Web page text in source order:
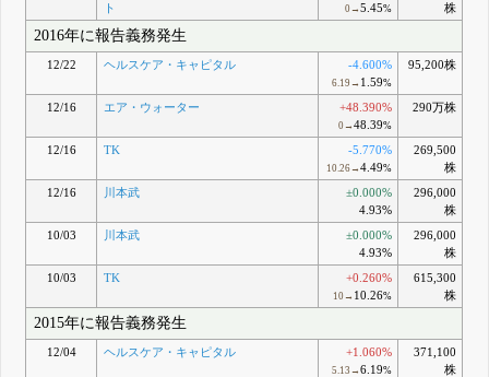
ト
0→ 5.45%
株
2016年に報告義務発生
12/22 ヘルスケア・キャピタル -4.600%
6.19→ 1.59%
95,200株
12/16 エア・ウォーター +48.390%
0→ 48.39%
290万株
12/16 TK -5.770%
10.26→ 4.49%
269,500
株
12/16
川本武
±0.000%
4.93%
296,000
株
10/03
川本武
±0.000%
4.93%
296,000
株
10/03
TK +0.260%
10→ 10.26%
615,300
株
2015年に報告義務発生
12/04 ヘルスケア・キャピタル +1.060%
5.13→ 6.19%
371,100
株